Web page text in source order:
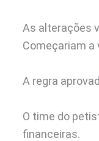
As alterações
Começariam a
A regra
O time do
financeiras.